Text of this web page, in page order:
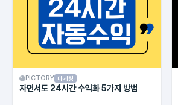
PICTORY 마케팅
자면서도 24시간 수익화 5가지 방법